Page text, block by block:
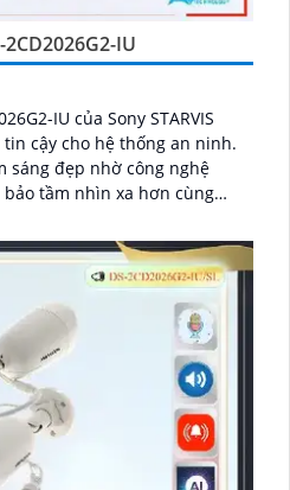
IU
IU của Sony STARVIS
cậy cho hệ thống an ninh.
sáng đẹp nhờ công nghệ
tầm nhìn xa hơn cùng